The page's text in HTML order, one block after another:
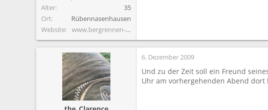
Alter
35
Ort
Rübennasenhausen
Website
www.bergrennen-unterfranken.de
6. Dezember 2009
Und zu der Zeit soll ein Freund
Uhr am vorhergehenden Abend